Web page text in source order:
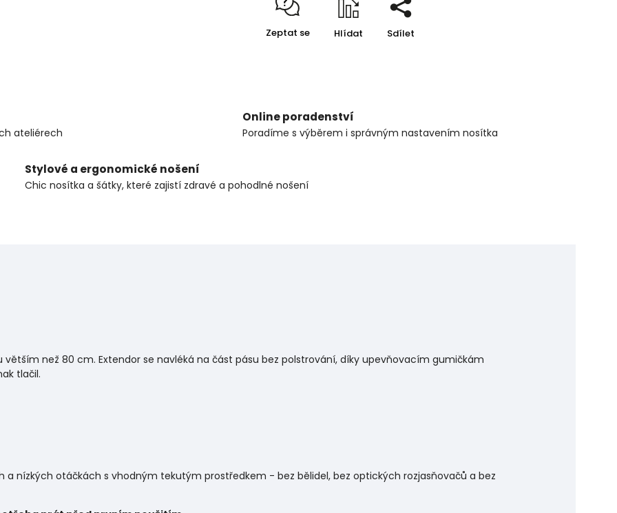
Zeptat se Hlídat Sdílet
ateliérech
Online poradenství
Poradíme s výběrem i správným nastavením nosítka
Stylové a ergonomické nošení
Chic nosítka a šátky, které zajistí zdravé a pohodlné nošení
než 80 cm. Extendor se navléká na část pásu bez polstrování, díky upevňovacím gumičkám
tlačil.
nízkých otáčkách s vhodným tekutým prostředkem - bez bělidel, bez optických rozjasňovačů a bez